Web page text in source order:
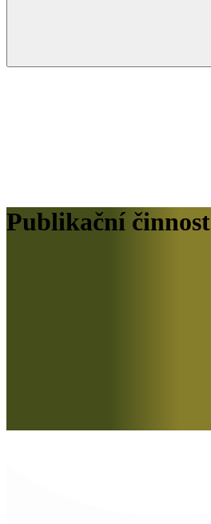
Publikační činnost